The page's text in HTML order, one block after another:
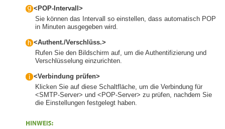
<POP-Intervall>
Sie können das Intervall so einstellen, dass automatisch POP
in Minuten ausgegeben wird.
<Authent./Verschlüss.>
Rufen Sie den Bildschirm auf, um die Authentifizierung und
Verschlüsselung einzurichten.
<Verbindung prüfen>
Klicken Sie auf diese Schaltfläche, um die Verbindung für
<SMTP-Server> und <POP-Server> zu prüfen, nachdem Sie
die Einstellungen festgelegt haben.